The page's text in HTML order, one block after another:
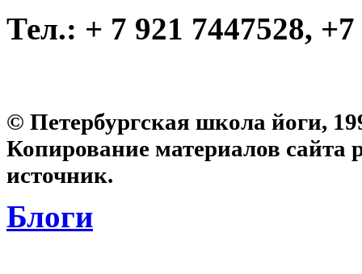
Тел.: + 7 921 7447528, +7
© Петербургская школа йоги,
Копирование материалов сайта
источник.
Блоги